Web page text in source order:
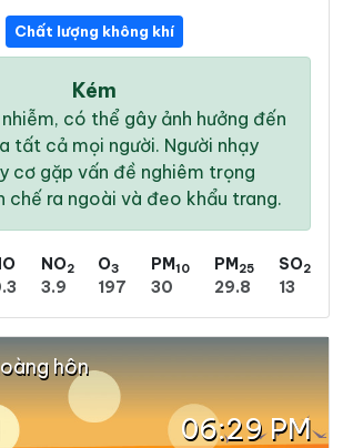
Chất lượng không khí
Kém
có thể gây ảnh hưởng đến
tất cả mọi người. Người nhạy
cơ gặp vấn đề nghiêm trọng
chế ra ngoài và đeo khẩu trang.
NO2
3.9
O3
197
PM10
30
PM25
29.8
SO2
13
hôn
06:29 PM